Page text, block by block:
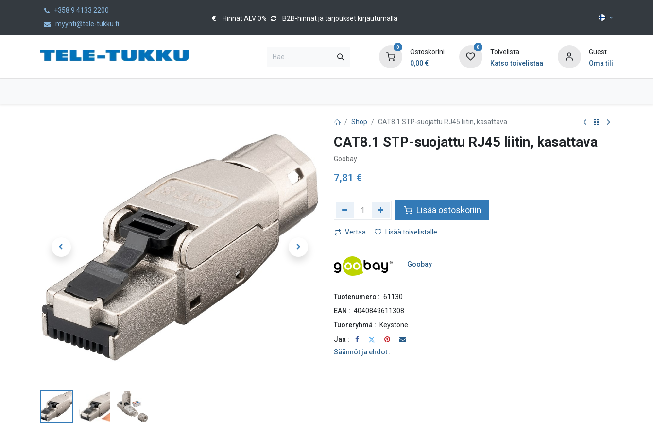
+358 9 4133 2200
myynti@tele-tukku.fi
Hinnat ALV 0% B2B-hinnat ja tarjoukset kirjautumalla
0
Ostoskorini
0,00€
0
Toivelista
Katso toivelistaa
Guest
Oma tili
Shop CAT8.1 STP-suojattu RJ45 liitin, kasattava
CAT8.1 STP-suojattu RJ45 liitin, kasattava
Goobay
7,81 €
Lisää ostoskoriin
Vertaa Lisää toivelistalle
Goobay
Tuotenumero : 61130
EAN : 4040849611308
Tuoreryhmä :
Keystone
Jaa :
Säännöt ja ehdot :